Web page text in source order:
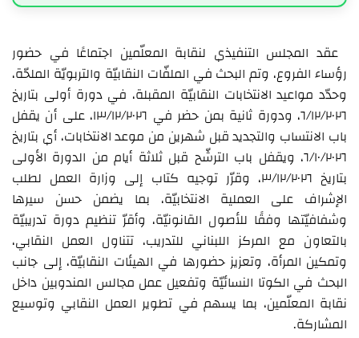
عقد المجلس التنفيذي لنقابة المعلّمين اجتماعًا في حضور
رؤساء الفروع، وتم البحث في الملفّات النقابيّة والتربويّة الملحّة،
وحدّد مواعيد الانتخابات النقابيّة المقبلة، في دورة أولى بتاريخ
٦/١٢/٢٠٢٦، ودورة ثانية بمن حضر في ١٣/١٢/٢٠٢٦، على أن يقفل
باب الانتساب والتجديد قبل شهرين من موعد الانتخابات، أي بتاريخ
٦/١٠/٢٠٢٦، ويقفل باب الترشّح قبل ثلاثة أيام من الدورة الأولى
بتاريخ ٣/١٢/٢٠٢٦، وقرّر توجيه كتاب إلى وزارة العمل لطلب
الإشراف على العملية الانتخابيّة، بما يضمن حسن سيرها
وشفافيّتها وفقًا للأصول القانونيّة، وأقرّ تنظيم دورة تدريبيّة
بالتعاون مع المركز اللبناني للتدريب، تتناول العمل النقابي،
وتمكين المرأة، وتعزيز حضورها في الهيئات النقابيّة، إلى جانب
البحث في الكوتا النسائيّة وتفعيل عمل مجالس المندوبين داخل
نقابة المعلّمين، بما يسهم في تطوير العمل النقابي وتوسيع
المشاركة.